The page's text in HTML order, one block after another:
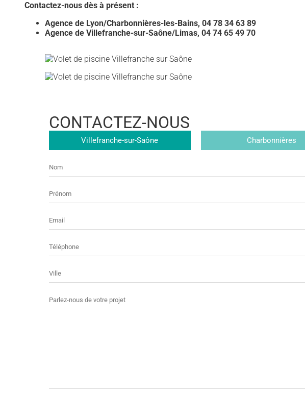
Contactez-nous dès à présent :
Agence de Lyon/Charbonnières-les-Bains, 04 78 34 63 89
Agence de Villefranche-sur-Saône/Limas, 04 74 65 49 70
CONTACTEZ-NOUS
Villefranche-sur-Saône Charbonnières
mail